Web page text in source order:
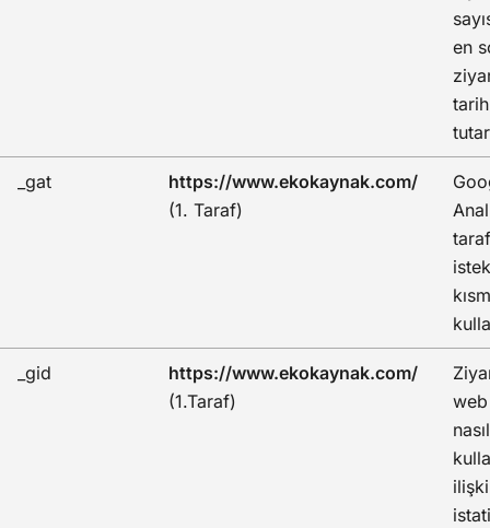
en
_gat
https://www.ekokaynak.com/
(1. Taraf)
_gid
https://www.ekokaynak.com/
(1.Taraf)
nasıl